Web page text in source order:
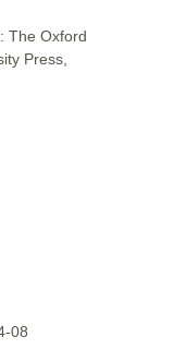
The Oxford
Press,
08